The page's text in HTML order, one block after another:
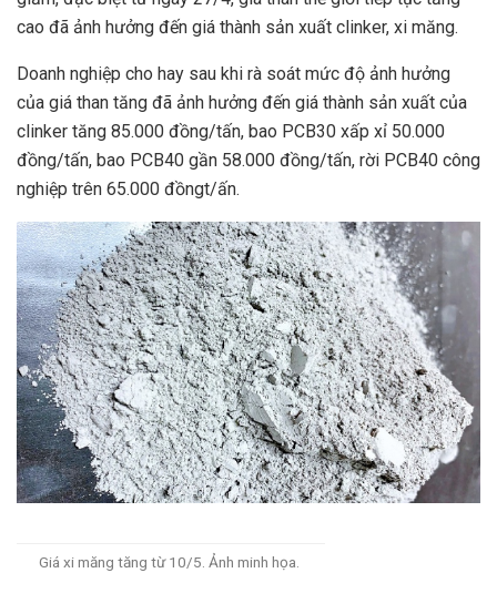
cao đã ảnh hưởng đến giá thành sản xuất clinker, xi măng.
Doanh nghiệp cho hay sau khi rà soát mức độ ảnh hưởng
của giá than tăng đã ảnh hưởng đến giá thành sản xuất của
clinker tăng 85.000 đồng/tấn, bao PCB30 xấp xỉ 50.000
đồng/tấn, bao PCB40 gần 58.000 đồng/tấn, rời PCB40 công
nghiệp trên 65.000 đồngt/ấn.
Giá xi măng tăng từ 10/5. Ảnh minh họa.